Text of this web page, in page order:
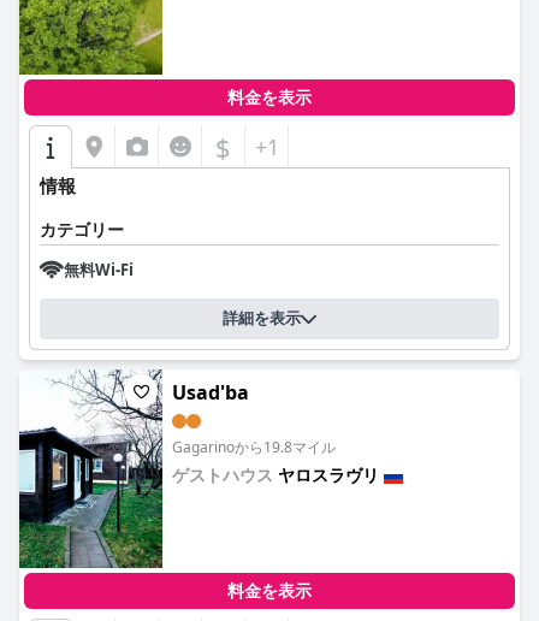
料金を表示
$ +1
情報
カテゴリー
無料Wi-Fi
詳細を表示
Usad'ba
Gagarinoから19.8マイル
ゲストハウス ヤロスラヴリ
料金を表示